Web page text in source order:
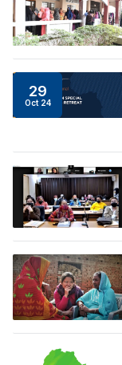
29
Oct 24